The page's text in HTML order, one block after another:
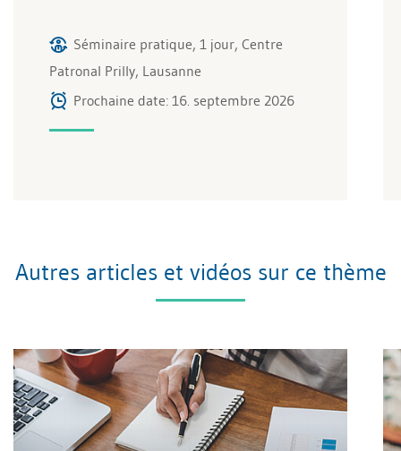
Séminaire pratique, 1 jour, Centre
Patronal Prilly, Lausanne
Prochaine date: 16. septembre 2026
Autres articles et vidéos sur ce thème